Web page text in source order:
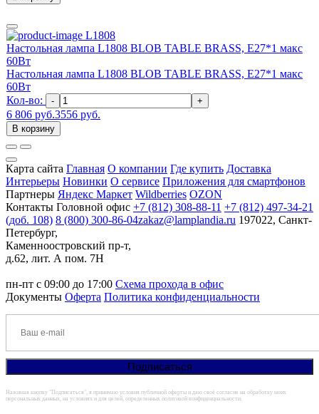
L1808
Настольная лампа L1808 BLOB TABLE BRASS, E27*1 макс
60Вт
Настольная лампа L1808 BLOB TABLE BRASS, E27*1 макс
60Вт
Кол-во:
- +
6 806 руб.3556 руб.
В корзину
Карта сайта Главная О компании Где купить Доставка
Интерьеры Новинки О сервисе Приложения для смартфонов
Партнеры Яндекс Маркет Wildberries OZON
Контакты Головной офис +7 (812) 308-88-11 +7 (812) 497-34-21
(доб. 108) 8 (800) 300-86-04zakaz@lamplandia.ru 197022, Санкт-
Петербург,
Каменноостровский пр-т,
д.62, лит. А пом. 7Н
пн-пт с 09:00 до 17:00 Схема прохода в офис
Документы Оферта Политика конфиденциальности
Нажимая кнопку "Подписаться", я принимаю условия публичной оферты и даю своё согласие на обработку моих
персональных данных, на условиях и для целей, определенных политикой конфиденциальности.